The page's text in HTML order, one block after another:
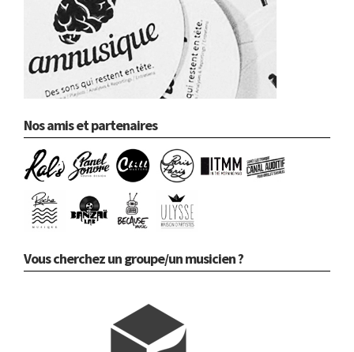
Nos amis et partenaires
Vous cherchez un groupe/un musicien ?